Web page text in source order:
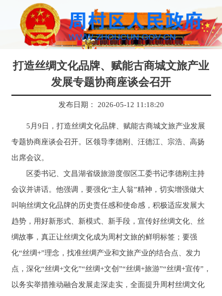
打造丝绸文化品牌、赋能古商城文旅产业
发展专题协商座谈会召开
发布日期： 2026-05-12 11:18:20
5月9日，打造丝绸文化品牌、赋能古商城文旅产业发展
专题协商座谈会召开。区领导李德刚、汪德江、宗浩、高扬
出席会议。
区委书记、文昌湖省级旅游度假区工委书记李德刚主持
会议并讲话。他强调，要强化“主人翁”精神，切实增强做大
叫响丝绸文化品牌的历史责任感和使命感，积极适应发展大
趋势，用好新形式、新模式、新手段，宣传好丝绸文化、丝
绸故事，真正让丝绸文化成为周村文旅的鲜明标签；要强
化“丝绸+”理念，找准丝绸产业和文旅产业的结合点、发力
点，深化“丝绸+文化”“丝绸+文创”“丝绸+旅游”“丝绸+宣传”，
以务实举措推动融合发展走深走实，全面提升周村丝绸文化